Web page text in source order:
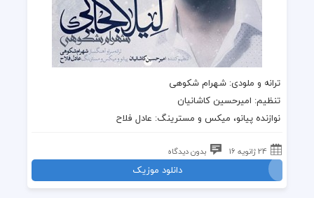
ترانه و ملودی: شهرام شکوهی
تنظیم: امیرحسین کاشانیان
نوازنده پیانو، میکس و مسترینگ: عادل فلاح
24 ژانویه 16 بدون دیدگاه
دانلود موزیک